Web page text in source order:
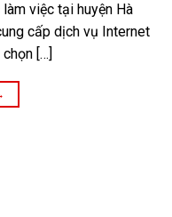
việc tại huyện Hà
cấp dịch vụ Internet
[…]